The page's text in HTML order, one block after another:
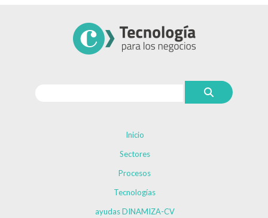
Inicio
Sectores
Procesos
Tecnologías
ayudas DINAMIZA-CV